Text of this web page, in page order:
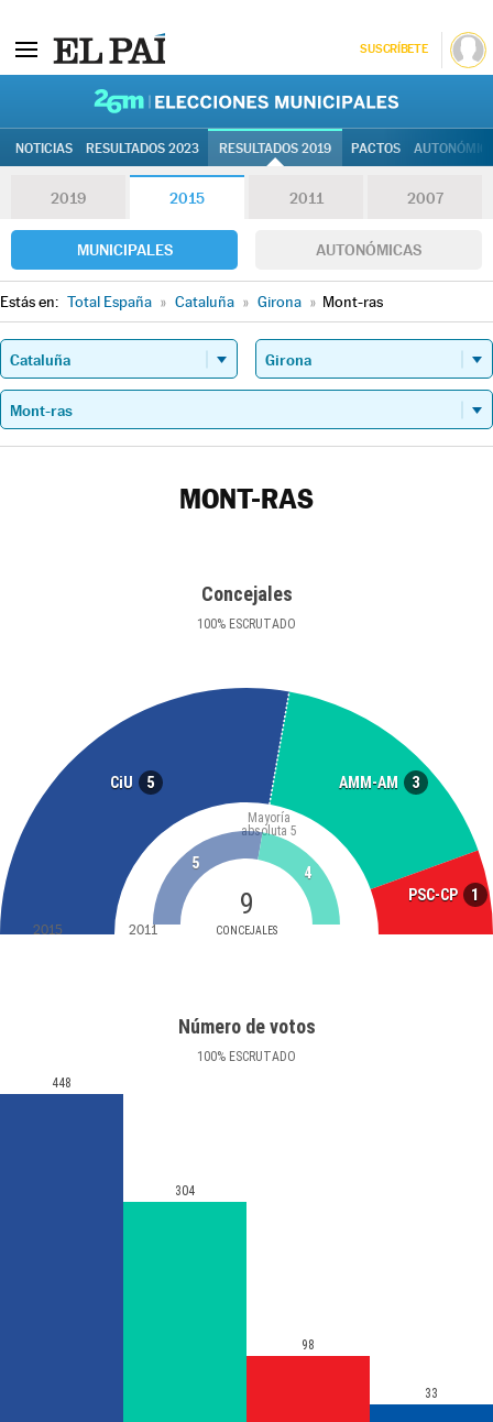
SUSCRÍBETE
NOTICIAS RESULTADOS 2023 RESULTADOS 2019 PACTOS
2019 2015 2011 2007
MUNICIPALES AUTONÓMICAS
Estás en: Total España » Cataluña » Girona » Mont-ras
MONT-RAS
Concejales
100% ESCRUTADO
CiU 5 AMM-AM 3
PSC-CP 1
9
CONCEJALES
Mayoría
absoluta 5
5
4
2015 2011
Número de votos
100% ESCRUTADO
448
304
98
33